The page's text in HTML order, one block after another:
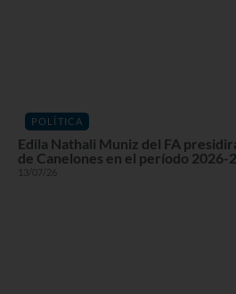
POLÍTICA
Edila Nathali Muniz del FA
de Canelones en el período 2026-
13/07/26